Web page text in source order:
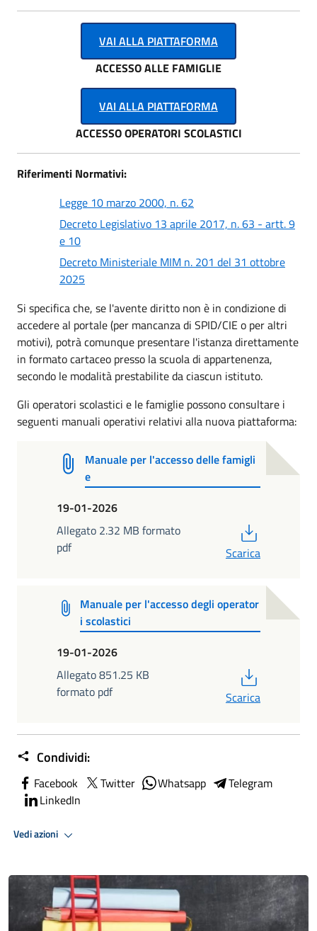
VAI ALLA PIATTAFORMA
ACCESSO ALLE FAMIGLIE
VAI ALLA PIATTAFORMA
ACCESSO OPERATORI SCOLASTICI
Riferimenti Normativi:
Legge 10 marzo 2000, n. 62
Decreto Legislativo 13 aprile 2017, n. 63 - artt. 9
e 10
Decreto Ministeriale MIM n. 201 del 31 ottobre
2025
Si specifica che, se l'avente diritto non è in condizione di
accedere al portale (per mancanza di SPID/CIE o per altri
motivi), potrà comunque presentare l'istanza direttamente
in formato cartaceo presso la scuola di appartenenza,
secondo le modalità prestabilite da ciascun istituto.
Gli operatori scolastici e le famiglie possono consultare i
seguenti manuali operativi relativi alla nuova piattaforma:
Manuale per l'accesso delle famigli
e
19-01-2026
Allegato 2.32 MB formato
pdf
Scarica
Manuale per l'accesso degli operator
i scolastici
19-01-2026
Allegato 851.25 KB
formato pdf
Scarica
Condividi:
Facebook Twitter Whatsapp
Telegram
LinkedIn
Vedi azioni